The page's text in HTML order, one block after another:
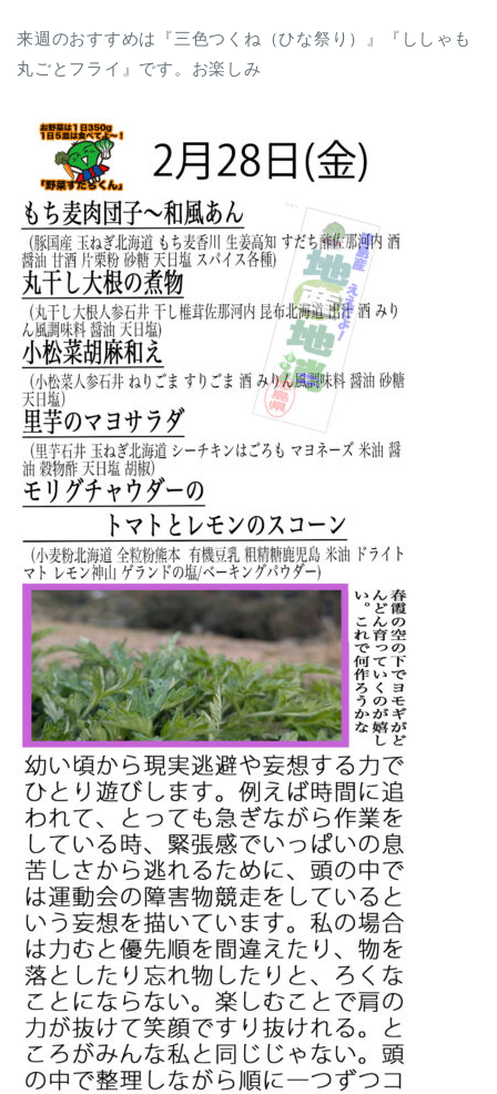
来週のおすすめは『三色つくね（ひな祭り）』『ししゃも
丸ごとフライ』です。お楽しみ